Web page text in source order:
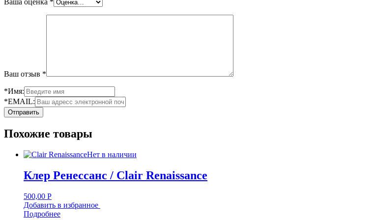
Ваша оценка *
Ваш отзыв *
*Имя:
*EMAIL:
Похожие товары
Нет в наличии
Клер Ренессанс / Clair Renaissance
500,00 Р
Добавить в избранное
Подробнее